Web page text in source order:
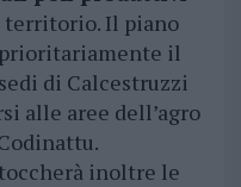
territorio. Il piano
il
di Calcestruzzi
alle aree dell’agro
inoltre le